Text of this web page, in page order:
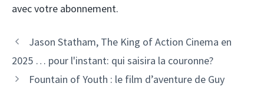
avec votre abonnement.
Jason Statham, The King of Action Cinema en
2025 … pour l'instant: qui saisira la couronne?
Fountain of Youth : le film d’aventure de Guy